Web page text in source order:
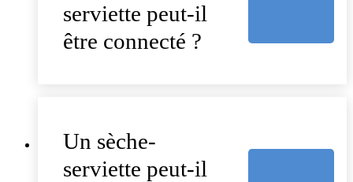
serviette peut-il
être connecté ?
Un sèche-
serviette peut-il